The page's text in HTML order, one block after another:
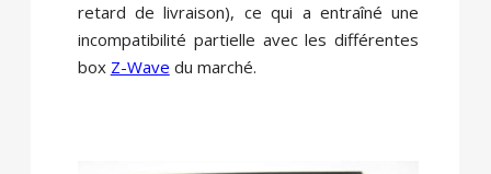
retard de livraison), ce qui a entraîné une
incompatibilité partielle avec les différentes
box Z-Wave du marché.